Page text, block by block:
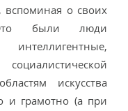
вспоминая о своих
были люди
интеллигентные,
искусства
и грамотно (а при